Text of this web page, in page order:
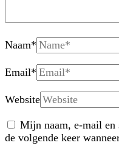
Naam*
Email*
Website
Mijn naam, e-mail en
de volgende keer